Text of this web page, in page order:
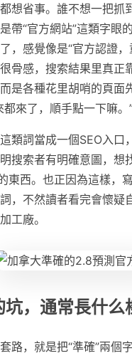
想省事。誰不想一把抓
帶“官方網站”這類字眼
，感覺像是“官方認證
骨感，搜索結果里真正
是各種花里胡哨的頁面
都來了，順手點一下嘛。
類詞當成一個SEO入口
搜索者有明確意圖，想
東西。也正因為這樣，
，不然讀者看完會懷疑
工廠。
，通常長什么
路，就是把“準確”兩個